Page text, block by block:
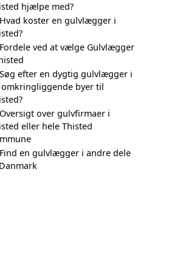
hjælpe med?
Hvad koster en gulvlægger i
Fordele ved at vælge Gulvlægger
Søg efter en dygtig gulvlægger i
byer til
Oversigt over gulvfirmaer i
eller hele Thisted
Find en gulvlægger i andre dele